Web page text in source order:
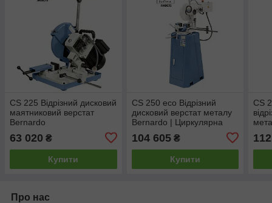
CS 225 Відрізний дисковий
маятниковий верстат
Bernardo
63 020 ₴
Купити
CS 250 eco Відрізний
дисковий верстат металу
Bernardo | Циркулярна
104 605₴
Купити
CS
Про нас